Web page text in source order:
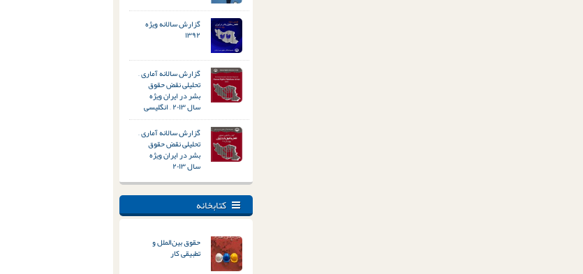
گزارش سالانه ویژه
۱۳۹۲
گزارش سالانه آماری –
تحلیلی نقض حقوق
بشر در ایران ویژه
سال ۲۰۱۳ – انگلیسی
گزارش سالانه آماری –
تحلیلی نقض حقوق
بشر در ایران ویژه
سال ۲۰۱۳
کتابخانه
حقوق بین‌الملل و
تطبیقی کار